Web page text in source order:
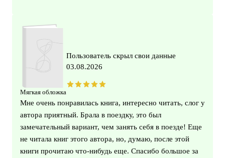
Мягкая обложка
Пользователь скрыл свои данные
03.08.2026
Мне очень понравилась книга, интересно читать, слог у
автора приятный. Брала в поездку, это был
замечательный вариант, чем занять себя в поезде! Еще
не читала книг этого автора, но, думаю, после этой
книги прочитаю что-нибудь еще. Спасибо большое за